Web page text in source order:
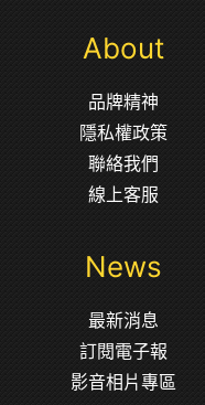
About
品牌精神
隱私權政策
聯絡我們
線上客服
News
最新消息
訂閱電子報
影音相片專區